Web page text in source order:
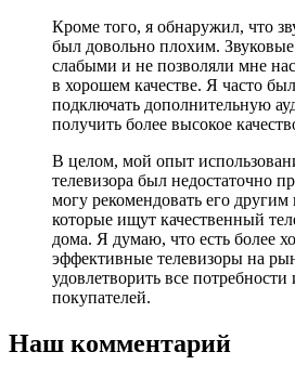
Кроме того, я обнаружил, что
был довольно плохим.
слабыми и не позволяли мне
в хорошем качестве. Я часто
подключать дополнительную
получить более высокое
В целом, мой опыт
телевизора был недостаточно
могу рекомендовать его другим
которые ищут качественный
дома. Я думаю, что есть более
эффективные телевизоры на
удовлетворить все потребности
покупателей.
Наш комментарий